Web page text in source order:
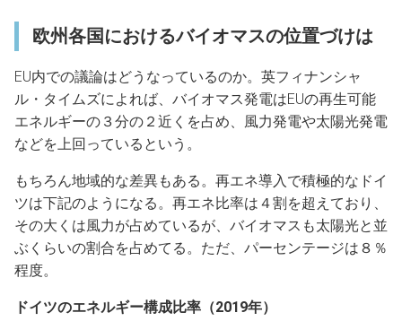
欧州各国におけるバイオマスの位置づけは
EU内での議論はどうなっているのか。英フィナンシャ
ル・タイムズによれば、バイオマス発電はEUの再生可能
エネルギーの３分の２近くを占め、風力発電や太陽光発電
などを上回っているという。
もちろん地域的な差異もある。再エネ導入で積極的なドイ
ツは下記のようになる。再エネ比率は４割を超えており、
その大くは風力が占めているが、バイオマスも太陽光と並
ぶくらいの割合を占めてる。ただ、パーセンテージは８％
程度。
ドイツのエネルギー構成比率（2019年）